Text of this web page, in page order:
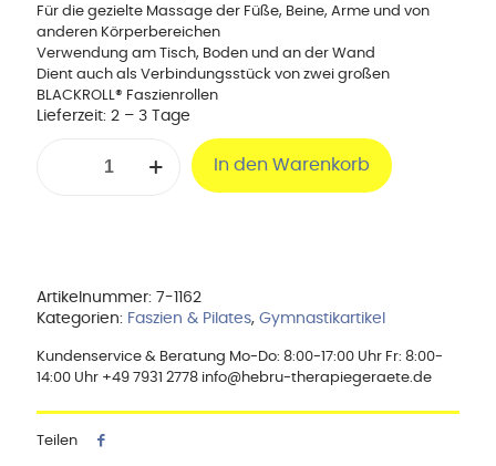
Für die gezielte Massage der Füße, Beine, Arme und von
anderen Körperbereichen
Verwendung am Tisch, Boden und an der Wand
Dient auch als Verbindungsstück von zwei großen
BLACKROLL® Faszienrollen
Lieferzeit: 2 – 3 Tage
Menge
In den Warenkorb
Artikelnummer: 7-1162
Kategorien: Faszien & Pilates, Gymnastikartikel
Kundenservice & Beratung Mo-Do: 8:00-17:00 Uhr Fr: 8:00-
14:00 Uhr +49 7931 2778 info@hebru-therapiegeraete.de
Teilen